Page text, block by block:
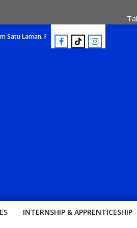
Pick Your Passion !! E-Majalah
INTERNSHIP & APPRENTICESHIP